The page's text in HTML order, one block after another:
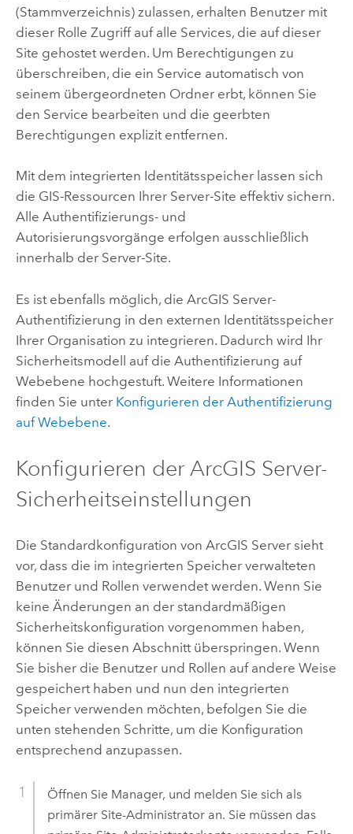
(Stammverzeichnis) zulassen, erhalten Benutzer mit
dieser Rolle Zugriff auf alle Services, die auf dieser
Site gehostet werden. Um Berechtigungen zu
überschreiben, die ein Service automatisch von
seinem übergeordneten Ordner erbt, können Sie
den Service bearbeiten und die geerbten
Berechtigungen explizit entfernen.
Mit dem integrierten Identitätsspeicher lassen sich
die GIS-Ressourcen Ihrer Server-Site effektiv sichern.
Alle Authentifizierungs- und
Autorisierungsvorgänge erfolgen ausschließlich
innerhalb der Server-Site.
Es ist ebenfalls möglich, die ArcGIS Server-
Authentifizierung in den externen Identitätsspeicher
Ihrer Organisation zu integrieren. Dadurch wird Ihr
Sicherheitsmodell auf die Authentifizierung auf
Webebene hochgestuft. Weitere Informationen
finden Sie unter Konfigurieren der Authentifizierung
auf Webebene.
Konfigurieren der ArcGIS Server-
Sicherheitseinstellungen
Die Standardkonfiguration von ArcGIS Serversieht
vor, dass die im integrierten Speicher verwalteten
Benutzer und Rollen verwendet werden. Wenn Sie
keine Änderungen an der standardmäßigen
Sicherheitskonfiguration vorgenommen haben,
können Sie diesen Abschnitt überspringen. Wenn
Sie bisher die Benutzer und Rollen auf andere Weise
gespeichert haben und nun den integrierten
Speicher verwenden möchten, befolgen Sie die
unten stehenden Schritte, um die Konfiguration
entsprechend anzupassen.
Öffnen Sie Manager, und melden Sie sich als
primärer Site-Administrator an. Sie müssen das